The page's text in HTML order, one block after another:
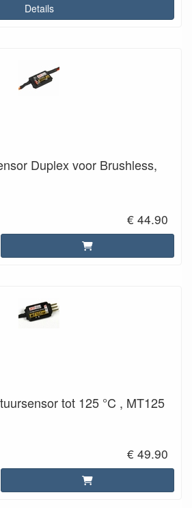
Details
Duplex voor Brushless,
€ 44.90
tot 125 °C , MT125
€ 49.90